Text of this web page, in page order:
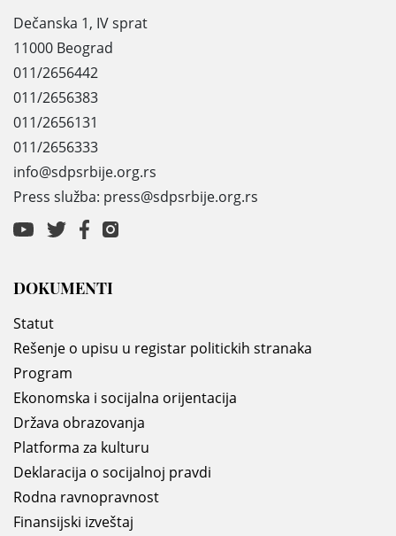
Dečanska 1, IV sprat
11000 Beograd
011/2656442
011/2656383
011/2656131
011/2656333
info@sdpsrbije.org.rs
Press služba: press@sdpsrbije.org.rs
DOKUMENTI
Statut
Rešenje o upisu u registar politickih stranaka
Program
Ekonomska i socijalna orijentacija
Država obrazovanja
Platforma za kulturu
Deklaracija o socijalnoj pravdi
Rodna ravnopravnost
Finansijski izveštaj